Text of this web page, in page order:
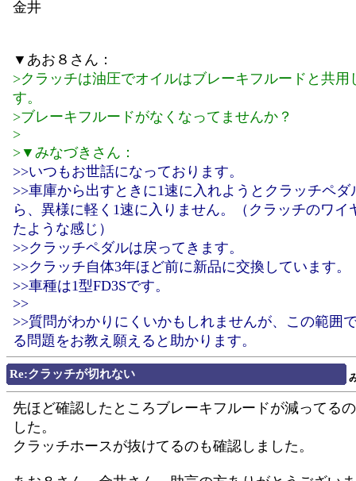
金井
▼あお８さん：
>クラッチは油圧でオイルはブレーキフルードと共用
す。
>ブレーキフルードがなくなってませんか？
>
>▼みなづきさん：
>>いつもお世話になっております。
>>車庫から出すときに1速に入れようとクラッチペダ
ら、異様に軽く1速に入りません。（クラッチのワイ
たような感じ）
>>クラッチペダルは戻ってきます。
>>クラッチ自体3年ほど前に新品に交換しています。
>>車種は1型FD3Sです。
>>
>>質問がわかりにくいかもしれませんが、この範囲
る問題をお教え願えると助かります。
Re:クラッチが切れない
先ほど確認したところブレーキフルードが減ってる
した。
クラッチホースが抜けてるのも確認しました。